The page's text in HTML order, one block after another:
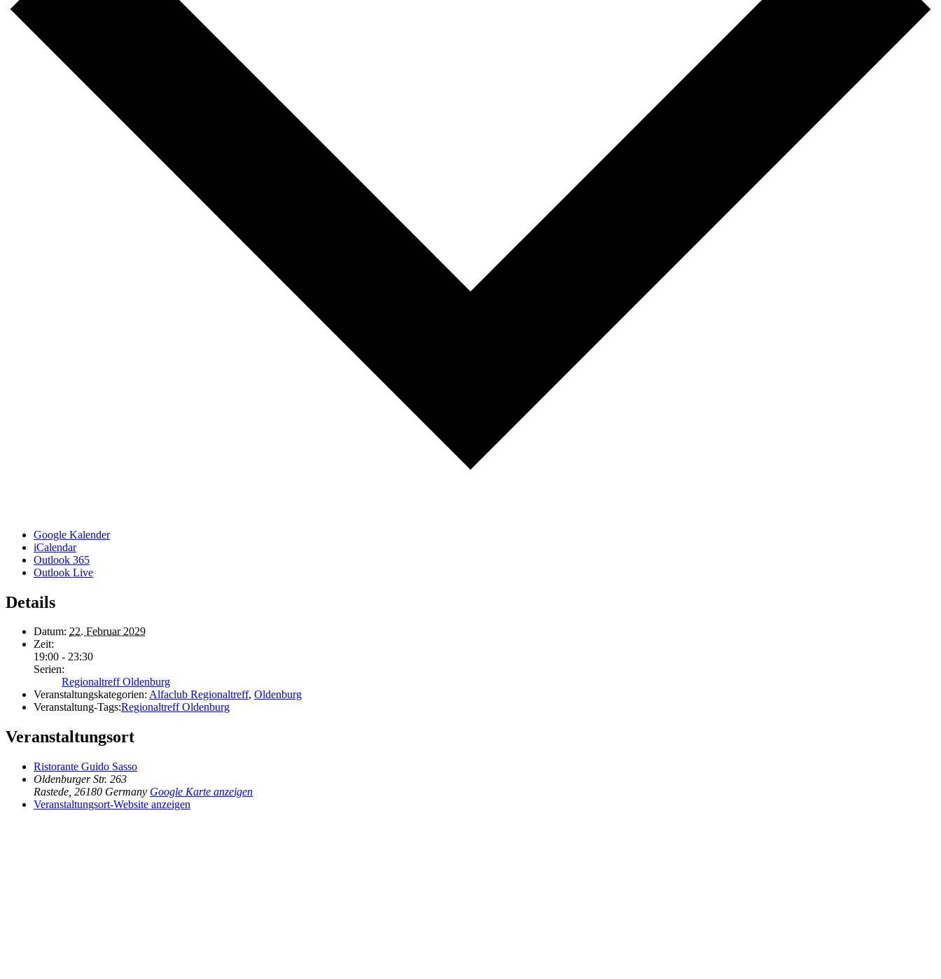
Google Kalender
iCalendar
Outlook 365
Outlook Live
Details
Datum: 22. Februar 2029
Zeit:
19:00 - 23:30
Serien:
Regionaltreff Oldenburg
Veranstaltungskategorien: Alfaclub Regionaltreff, Oldenburg
Veranstaltung-Tags:Regionaltreff Oldenburg
Veranstaltungsort
Ristorante Guido Sasso
Oldenburger Str. 263
Rastede 26180 Germany Google Karte anzeigen
Veranstaltungsort-Website anzeigen